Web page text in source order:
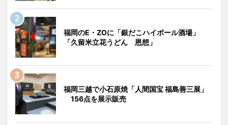
福岡のE・ZOに「銀だこハイボール酒場」
「久留米立花うどん 恩想」
福岡三越で小石原焼「人間国宝 福島善三展」
156点を展示販売